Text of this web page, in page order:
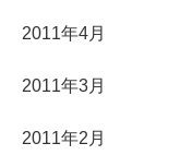
2011年4月
2011年3月
2011年2月